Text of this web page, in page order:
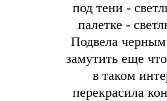
под тени -
палетке -
Подвела
замутить еще
в таком
перекрасила